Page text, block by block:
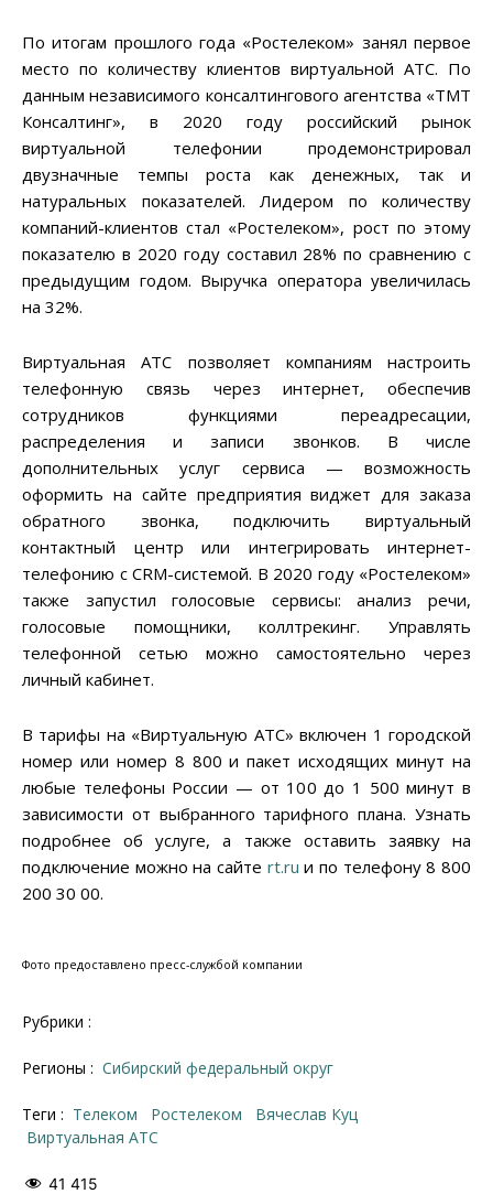
По итогам прошлого года «Ростелеком» занял первое
место по количеству клиентов виртуальной АТС. По
данным независимого консалтингового агентства «ТМТ
Консалтинг», в 2020 году российский рынок
виртуальной телефонии продемонстрировал
двузначные темпы роста как денежных, так и
натуральных показателей. Лидером по количеству
компаний-клиентов стал «Ростелеком», рост по этому
показателю в 2020 году составил 28% по сравнению с
предыдущим годом. Выручка оператора увеличилась
на 32%.
Виртуальная АТС позволяет компаниям настроить
телефонную связь через интернет, обеспечив
сотрудников функциями переадресации,
распределения и записи звонков. В числе
дополнительных услуг сервиса — возможность
оформить на сайте предприятия виджет для заказа
обратного звонка, подключить виртуальный
контактный центр или интегрировать интернет-
телефонию с CRM-системой. В 2020 году «Ростелеком»
также запустил голосовые сервисы: анализ речи,
голосовые помощники, коллтрекинг. Управлять
телефонной сетью можно самостоятельно через
личный кабинет.
В тарифы на «Виртуальную АТС» включен 1 городской
номер или номер 8 800 и пакет исходящих минут на
любые телефоны России — от 100 до 1 500 минут в
зависимости от выбранного тарифного плана. Узнать
подробнее об услуге, а также оставить заявку на
подключение можно на сайте rt.ru и по телефону 8 800
200 30 00.
Фото предоставлено пресс-службой компании
Рубрики :
Регионы : Сибирский федеральный округ
Теги : телеком Ростелеком
Вячеслав Куц
виртуальная АТС
41 415